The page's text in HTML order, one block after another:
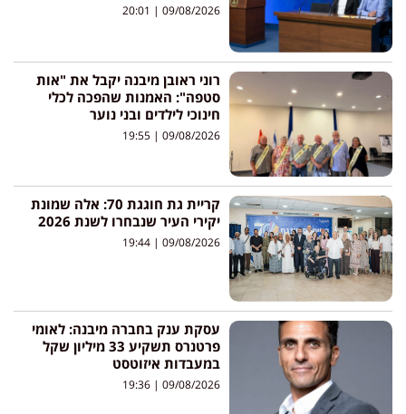
09/08/2026
רוני ראובן מיבנה יקבל את "אות
סטפה": האמנות שהפכה לכלי
חינוכי לילדים ובני נוער
09/08/2026
קריית גת חוגגת 70: אלה שמונת
יקירי העיר שנבחרו לשנת 2026
09/08/2026
עסקת ענק בחברה מיבנה: לאומי
פרטנרס תשקיע 33 מיליון שקל
במעבדות איזוטסט
09/08/2026